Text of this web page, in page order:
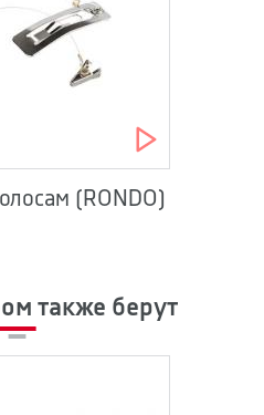
(RONDO)
также берут